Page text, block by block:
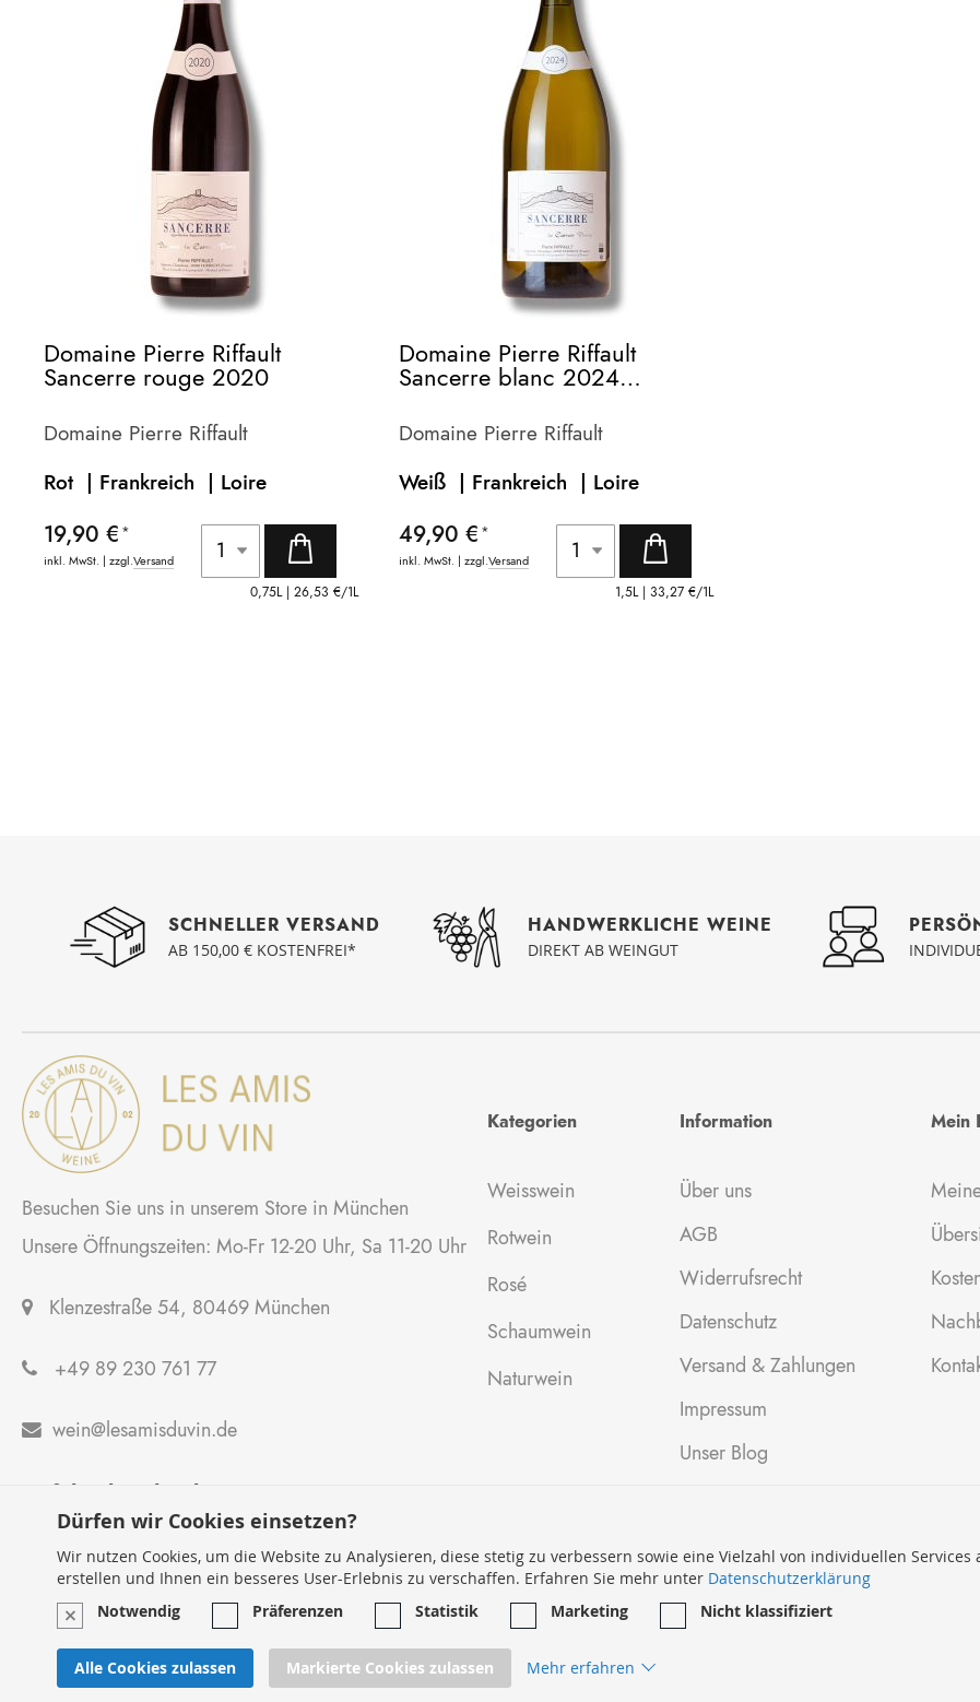
Domaine Pierre Riffault
Sancerre rouge 2020
Domaine Pierre Riffault
Rot | Frankreich | Loire
19,90 €
inkl. MwSt. | zzgl.Versand
0,75L | 26,53 €/1L
Domaine Pierre Riffault
Sancerre blanc 2024
Domaine Pierre Riffault
Weiß | Frankreich | Loire
49,90 €
inkl. MwSt. | zzgl.Versand
1,5L | 33,27 €/1L
SCHNELLER VERSAND
AB 150,00 € KOSTENFREI*
HANDWERKLICHE WEINE
DIREKT AB WEINGUT
Besuchen Sie uns in unserem Store in München
Unsere Öffnungszeiten: Mo-Fr 12-20 Uhr, Sa 11-20 Uhr
Klenzestraße 54, 80469 München
+49 89 230 761 77
 wein@lesamisduvin.de
Anfahrtsbeschreibung
Kategorien
Weisswein
Rotwein
Rosé
Schaumwein
Naturwein
Information
Über uns
AGB
Widerrufsrecht
Datenschutz
Versand & Zahlungen
Impressum
Unser Blog
Mein
Dürfen wir Cookies einsetzen?
Wir nutzen Cookies, um die Website zu Analysieren, diese stetig zu verbessern sowie eine Vielzahl von individuellen
erstellen und Ihnen ein besseres User-Erlebnis zu verschaffen. Erfahren Sie mehr unter Datenschutzerklärung
Notwendig
Präferenzen Statistik Marketing Nicht klassifiziert
Alle Cookies zulassen Markierte Cookies zulassen Mehr erfahren